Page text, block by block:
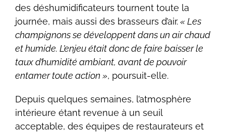
des déshumidificateurs tournent toute la
journée, mais aussi des brasseurs d’air.« Les
champignons se développent dans un air chaud
et humide. L’enjeu était donc de faire baisser le
taux d’humidité ambiant, avant de pouvoir
entamer toute action », poursuit-elle.
Depuis quelques semaines, l’atmosphère
intérieure étant revenue à un seuil
acceptable, des équipes de restaurateurs et